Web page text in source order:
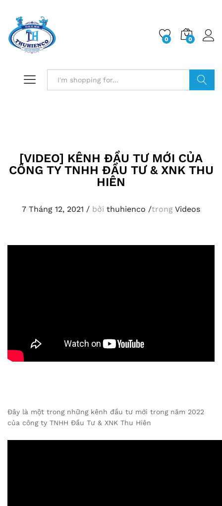
0 0
[VIDEO] KÊNH ĐẦU TƯ MỚI CỦA
CÔNG TY TNHH ĐẦU TƯ & XNK THU
HIÊN
7 Tháng 12, 2021 / bởi thuhienco /trong Videos
Đây là một trong những kênh đầu tư mới trong năm 2022
của công ty TNHH Đầu Tư & XNK Thu Hiên